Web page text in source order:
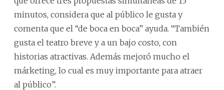
minutos, considera que al público le gusta y
comenta que el “de boca en boca” ayuda. “También
gusta el teatro breve y a un bajo costo, con
historias atractivas. Además mejoró mucho el
márketing, lo cual es muy importante para atraer
al público”.